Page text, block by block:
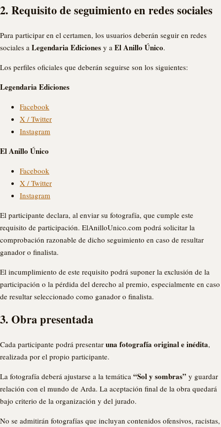
2. Requisito de seguimiento en redes sociales
Para participar en el certamen, los usuarios deberán seguir en redes
sociales a Legendaria Ediciones y a El Anillo Único.
Los perfiles oficiales que deberán seguirse son los siguientes:
Legendaria Ediciones
Facebook
X / Twitter
Instagram
El Anillo Único
Facebook
X / Twitter
Instagram
El participante declara, al enviar su fotografía, que cumple este
requisito de participación. ElAnilloUnico.com podrá solicitar la
comprobación razonable de dicho seguimiento en caso de resultar
ganador o finalista.
El incumplimiento de este requisito podrá suponer la exclusión de la
participación o la pérdida del derecho al premio, especialmente en caso
de resultar seleccionado como ganador o finalista.
3. Obra presentada
Cada participante podrá presentar una fotografía original e inédita,
realizada por el propio participante.
La fotografía deberá ajustarse a la temática “Sol y sombras” y guardar
relación con el mundo de Arda. La aceptación final de la obra quedará
bajo criterio de la organización y del jurado.
No se admitirán fotografías que incluyan contenidos ofensivos, racistas,